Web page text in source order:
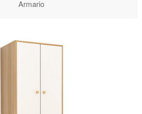
Armario